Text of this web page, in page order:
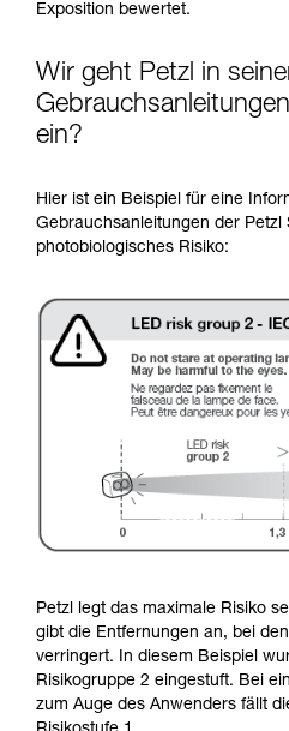
Exposition bewertet.
Wir geht Petzl in
ein?
Hier ist ein Beispiel für eine
Gebrauchsanleitungen der Petzl
photobiologisches Risiko:
Petzl legt das maximale Risiko
gibt die Entfernungen an, bei
verringert. In diesem Beispiel
Risikogruppe 2 eingestuft. Bei
zum Auge des Anwenders fällt